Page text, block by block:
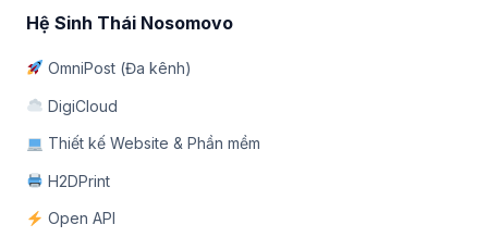
Hệ Sinh Thái Nosomovo
OmniPost (Đa kênh)
DigiCloud
Thiết kế Website & Phần mềm
H2DPrint
Open API